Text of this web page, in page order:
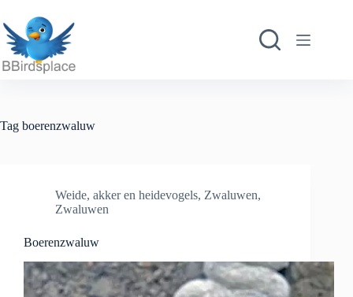
naar
de
inhoud
Tag boerenzwaluw
Weide, akker en heidevogels, Zwaluwen,
Zwaluwen
Boerenzwaluw